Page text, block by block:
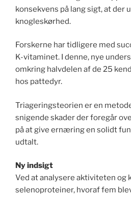
konsekvens på lang sigt, at der
knogleskørhed.
Forskerne har tidligere med
K-vitaminet. I denne, nye
omkring halvdelen af de 25
hos pattedyr.
Triageringsteorien er en
snigende skader der foregår
på at give ernæring en solidt
udtalt.
Ny indsigt
Ved at analysere aktiviteten og
selenoproteiner, hvoraf fem